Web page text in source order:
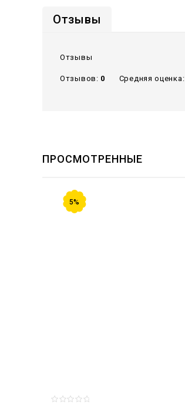
Отзывы
Отзывы
Отзывов: 0 Средняя оценка:
ПРОСМОТРЕННЫЕ
5%